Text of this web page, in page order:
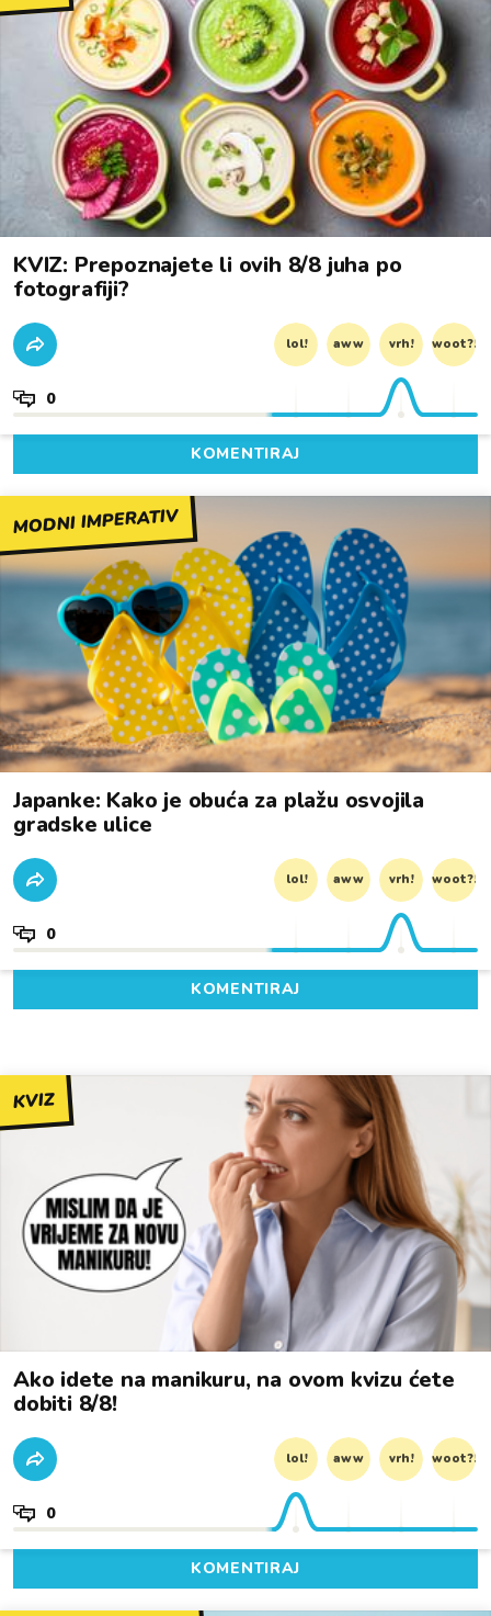
KVIZ: Prepoznajete li ovih 8/8 juha po
fotografiji?
lol! aww vrh! woot?!
0
KOMENTIRAJ
MODNI IMPERATIV
Japanke: Kako je obuća za plažu osvojila
gradske ulice
lol! aww vrh! woot?!
0
KOMENTIRAJ
KVIZ
Ako idete na manikuru, na ovom kvizu ćete
dobiti 8/8!
lol! aww vrh! woot?!
0
KOMENTIRAJ